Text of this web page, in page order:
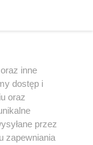
toaletę.
przez
inne
dostęp i
oraz
przez
zapewniania